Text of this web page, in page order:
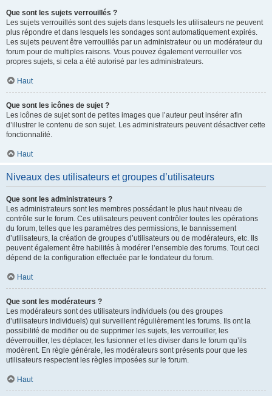
Que sont les sujets verrouillés ?
Les sujets verrouillés sont des sujets dans lesquels les utilisateurs ne peuvent
plus répondre et dans lesquels les sondages sont automatiquement expirés.
Les sujets peuvent être verrouillés par un administrateur ou un modérateur du
forum pour de multiples raisons. Vous pouvez également verrouiller vos
propres sujets, si cela a été autorisé par les administrateurs.
Haut
Que sont les icônes de sujet ?
Les icônes de sujet sont de petites images que l’auteur peut insérer afin
d’illustrer le contenu de son sujet. Les administrateurs peuvent désactiver cette
fonctionnalité.
Haut
Niveaux des utilisateurs et groupes d’utilisateurs
Que sont les administrateurs ?
Les administrateurs sont les membres possédant le plus haut niveau de
contrôle sur le forum. Ces utilisateurs peuvent contrôler toutes les opérations
du forum, telles que les paramètres des permissions, le bannissement
d’utilisateurs, la création de groupes d’utilisateurs ou de modérateurs, etc. Ils
peuvent également être habilités à modérer l’ensemble des forums. Tout ceci
dépend de la configuration effectuée par le fondateur du forum.
Haut
Que sont les modérateurs ?
Les modérateurs sont des utilisateurs individuels (ou des groupes
d’utilisateurs individuels) qui surveillent régulièrement les forums. Ils ont la
possibilité de modifier ou de supprimer les sujets, les verrouiller, les
déverrouiller, les déplacer, les fusionner et les diviser dans le forum qu’ils
modèrent. En règle générale, les modérateurs sont présents pour que les
utilisateurs respectent les règles imposées sur le forum.
Haut